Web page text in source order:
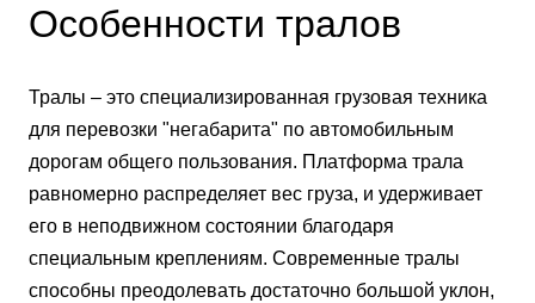
Особенности тралов
Тралы – это специализированная грузовая техника
для перевозки "негабарита" по автомобильным
дорогам общего пользования. Платформа трала
равномерно распределяет вес груза, и удерживает
его в неподвижном состоянии благодаря
специальным креплениям. Современные тралы
способны преодолевать достаточно большой уклон,